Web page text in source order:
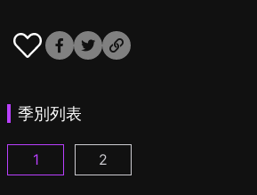
季別列表
25時，赤坂見 第1集
1 25時，赤坂見 第2季 第1集
2